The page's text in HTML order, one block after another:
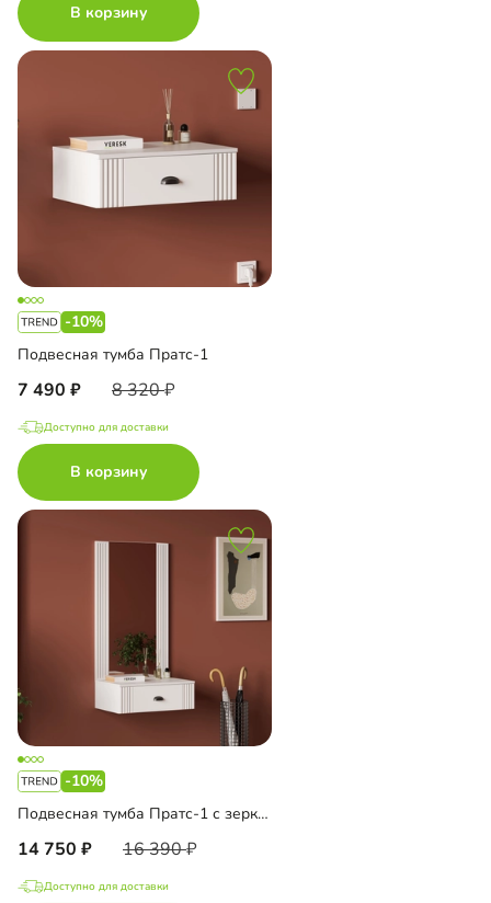
В корзину
-10%
Подвесная тумба Пратс-1
7 490 8 320
Доступно для доставки
В корзину
-10%
Подвесная тумба Пратс-1 с зеркалом
14 750 16 390
Доступно для доставки